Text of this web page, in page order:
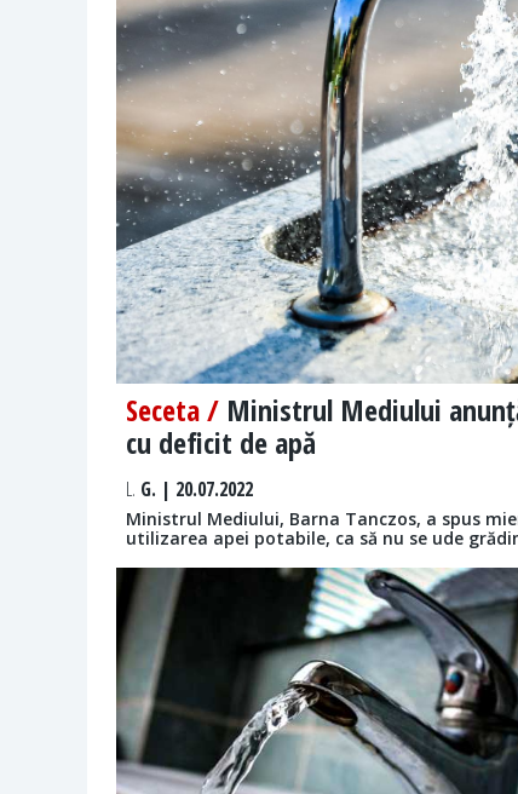
Seceta / Ministrul Mediului
cu deficit de apă
L. G. | 20.07.2022
Ministrul Mediului, Barna Tanczos, a spus
utilizarea apei potabile, ca să nu se ude